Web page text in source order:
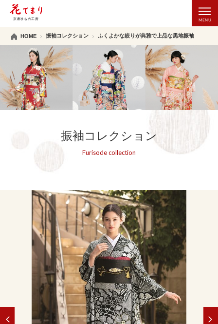
HOME 振袖コレクション ふくよかな絞りが典雅で上品な黒地振袖
振袖コレクション
Furisode collection